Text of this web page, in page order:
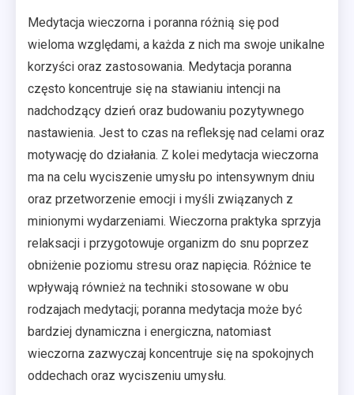
Medytacja wieczorna i poranna różnią się pod
wieloma względami, a każda z nich ma swoje unikalne
korzyści oraz zastosowania. Medytacja poranna
często koncentruje się na stawianiu intencji na
nadchodzący dzień oraz budowaniu pozytywnego
nastawienia. Jest to czas na refleksję nad celami oraz
motywację do działania. Z kolei medytacja wieczorna
ma na celu wyciszenie umysłu po intensywnym dniu
oraz przetworzenie emocji i myśli związanych z
minionymi wydarzeniami. Wieczorna praktyka sprzyja
relaksacji i przygotowuje organizm do snu poprzez
obniżenie poziomu stresu oraz napięcia. Różnice te
wpływają również na techniki stosowane w obu
rodzajach medytacji; poranna medytacja może być
bardziej dynamiczna i energiczna, natomiast
wieczorna zazwyczaj koncentruje się na spokojnych
oddechach oraz wyciszeniu umysłu.